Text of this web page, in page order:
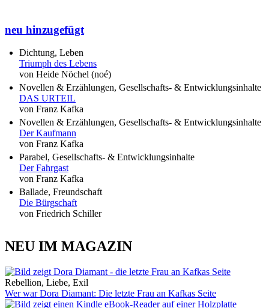
neu hinzugefügt
Dichtung, Leben
Triumph des Lebens
von Heide Nöchel (noé)
Novellen & Erzählungen, Gesellschafts- & Entwicklungsinhalte
DAS URTEIL
von Franz Kafka
Novellen & Erzählungen, Gesellschafts- & Entwicklungsinhalte
Der Kaufmann
von Franz Kafka
Parabel, Gesellschafts- & Entwicklungsinhalte
Der Fahrgast
von Franz Kafka
Ballade, Freundschaft
Die Bürgschaft
von Friedrich Schiller
NEU IM MAGAZIN
Rebellion, Liebe, Exil
Wer war Dora Diamant: Die letzte Frau an Kafkas Seite